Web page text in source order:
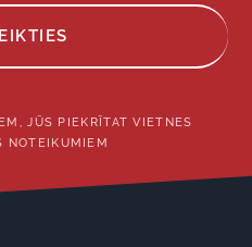
JŪS PIEKRĪTAT VIETNES
NOTEIKUMIEM